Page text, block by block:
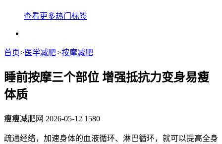
查看更多热门标签
首页>医学减肥>按摩减肥
睡前按摩三个部位 增强抵抗力变身易瘦
体质
瘦瘦减肥网 2026-05-12 1580
疏通经络，加速身体的血液循环、淋巴循环，就可以提高全身